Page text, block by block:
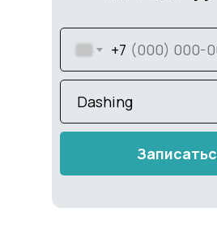
+7